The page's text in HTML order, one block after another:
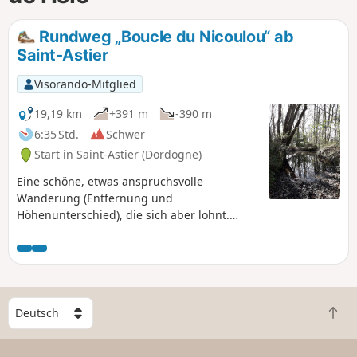
Rundweg „Boucle du Nicoulou“ ab
Saint-Astier
Visorando-Mitglied
19,19 km
+391 m
-390 m
6:35 Std.
Schwer
Start in Saint-Astier (Dordogne)
Eine schöne, etwas anspruchsvolle
Wanderung (Entfernung und
Höhenunterschied), die sich aber lohnt.
Ausblicke, schöne alte und moderne Häuser
mit Aufstiegen, Abstiegen und ebenen
W
ä
h
Z
u